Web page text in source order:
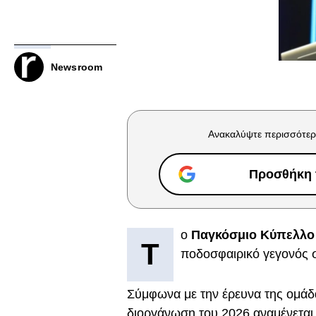
Newsroom
Ανακαλύψτε
Προσθήκη
Τ
ο Παγκόσμιο Κύπελλο
ποδοσφαιρικό γεγονός
Σύμφωνα με την έρευνα της
διοργάνωση του 2026